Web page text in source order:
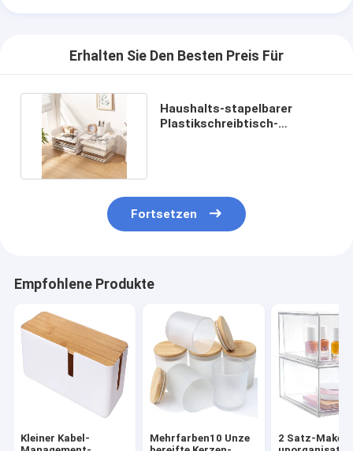
Erhalten Sie Den Besten Preis Für
Haushalts-stapelbarer
Plastikschreibtisch-
Fortsetzen
Empfohlene Produkte
Kleiner Kabel-
Mehrfarben10 Unze
2 Satz-Make-